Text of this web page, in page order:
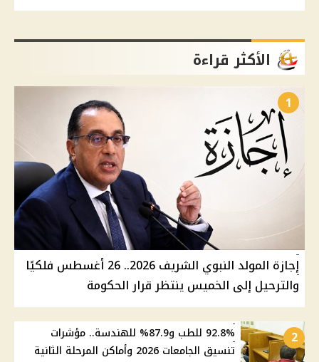
الأكثر قراءة
1
إجازة المولد النبوي الشريف 2026.. 26 أغسطس فلكيًا
والترحيل إلى الخميس ينتظر قرار الحكومة
2
92.8% للطب و87.9% للهندسة.. مؤشرات
تنسيق الجامعات 2026 وأماكن المرحلة الثانية